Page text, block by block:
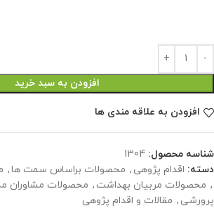
افزودن به سبد خرید
افزودن به علاقه مندی ها
شناسه محصول: 1304
دسته: اقدام پژوهی , محصولات براساس سمت ها,
, محصولات مربیان بهداشت , محصولات مشاوران
پرورشی , مقالات و اقدام پژوهی